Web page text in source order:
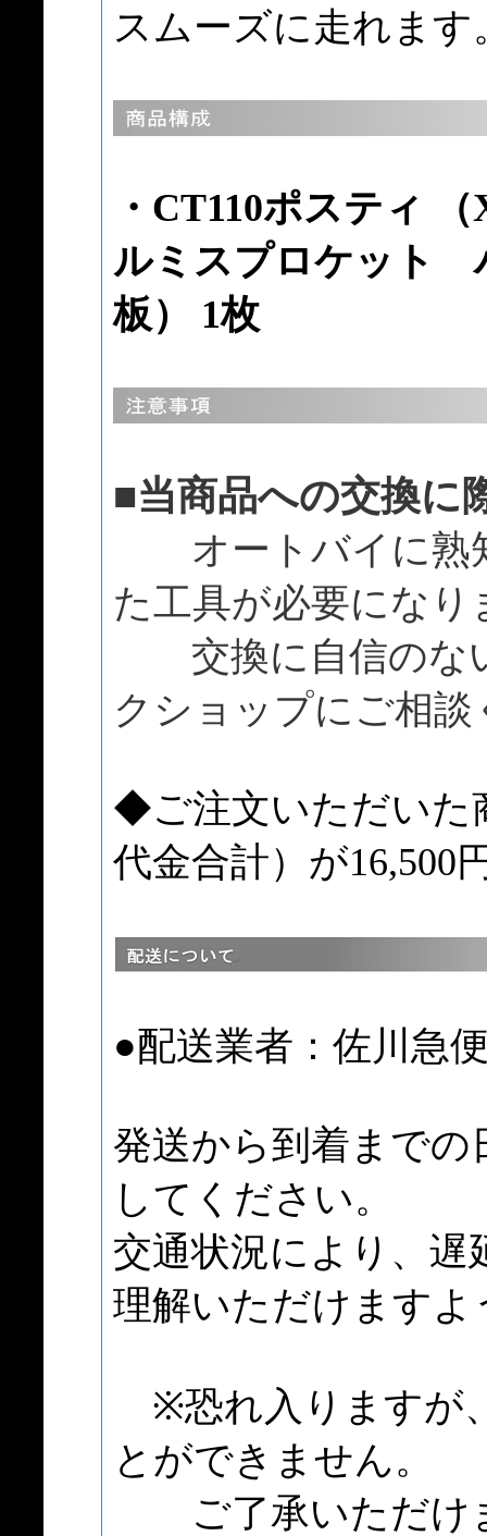
スムーズに走れます
・CT110ポスティ
ルミスプロケット
板） 1枚
■当商品への交換に
オートバイに熟
た工具が必要になり
交換に自信のな
クショップにご相談
◆ご注文いただいた
代金合計）が16,500
●配送業者：佐川急
発送から到着までの
してください。
交通状況により、
理解いただけます
※恐れ入りますが
とができません。
ご了承いただけ